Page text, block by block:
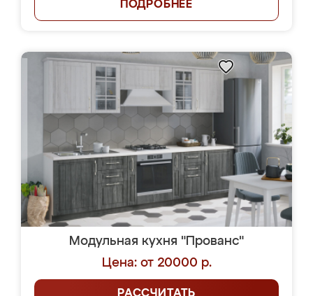
ПОДРОБНЕЕ
Модульная кухня "Прованс"
Цена: от 20000 р.